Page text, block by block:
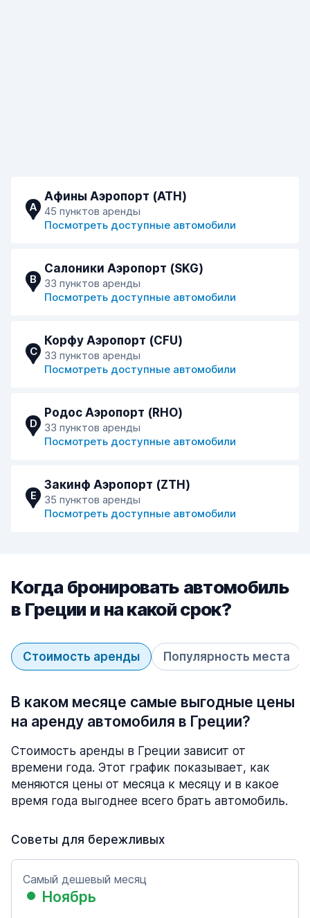
A
Афины Аэропорт (ATH)
45 пунктов аренды
Посмотреть доступные автомобили
B
Салоники Аэропорт (SKG)
33 пунктов аренды
Посмотреть доступные автомобили
C
Корфу Аэропорт (CFU)
33 пунктов аренды
Посмотреть доступные автомобили
D
Родос Аэропорт (RHO)
33 пунктов аренды
Посмотреть доступные автомобили
E
Закинф Аэропорт (ZTH)
35 пунктов аренды
Посмотреть доступные автомобили
Когда бронировать автомобиль
в Греции и на какой срок?
Стоимость аренды Популярность места
В каком месяце самые выгодные цены
на аренду автомобиля в Греции?
Стоимость аренды в Греции зависит от
времени года. Этот график показывает, как
меняются цены от месяца к месяцу и в какое
время года выгоднее всего брать автомобиль.
Советы для бережливых
Самый дешевый месяц
Ноябрь